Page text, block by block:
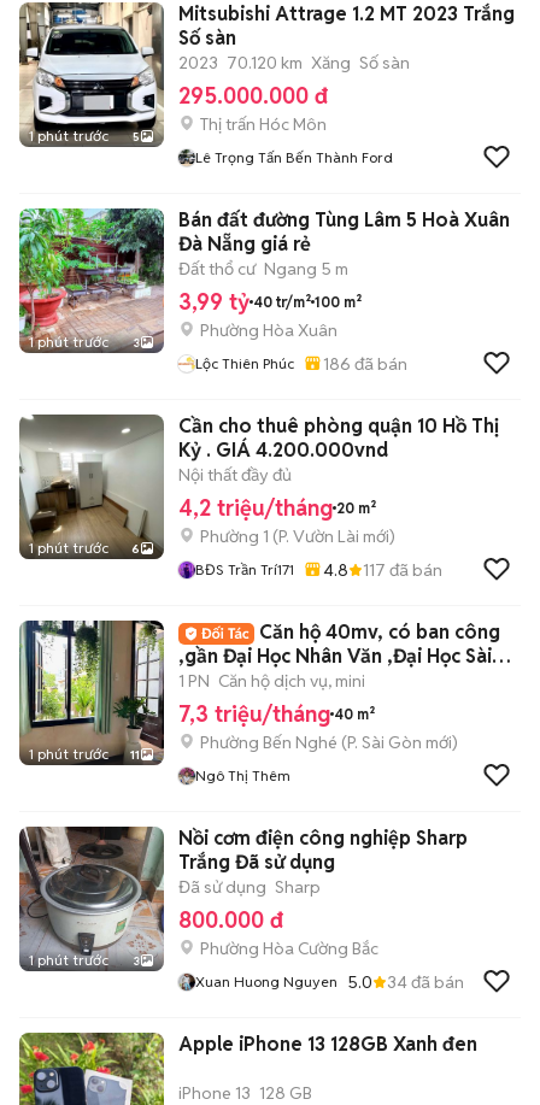
1 phút trước 5
Mitsubishi Attrage 1.2 MT 2023 Trắng
Số sàn
2023 70.120 km Xăng Số sàn
295.000.000 đ
Thị trấn Hóc Môn
Lê Trọng Tấn Bến Thành Ford
1 phút trước 3
Bán đất đường Tùng Lâm 5 Hoà Xuân
Đà Nẵng giá rẻ
Đất thổ cư Ngang 5 m
3,99 tỷ 40 tr/m² 100 m²
Phường Hòa Xuân
Lộc Thiên Phúc 186 đã bán
1 phút trước 6
Cần cho thuê phòng quận 10 Hồ Thị
Kỷ . GIÁ 4.200.000vnd
Nội thất đầy đủ
4,2 triệu/tháng 20 m²
Phường 1 (P. Vườn Lài mới)
BĐS Trần Trí171 4.8 117 đã bán
1 phút trước 11
Căn hộ 40mv, có ban công
,gần Đại Học Nhân Văn ,Đại Học Sài
Gòn Quận 1
1 PN Căn hộ dịch vụ, mini
7,3 triệu/tháng 40 m²
Phường Bến Nghé (P. Sài Gòn mới)
Ngô Thị Thêm
1 phút trước 3
Nồi cơm điện công nghiệp Sharp
Trắng Đã sử dụng
Đã sử dụng Sharp
800.000 đ
Phường Hòa Cường Bắc
Xuan Huong Nguyen 5.0 34đã bán
Apple iPhone 13 128GB Xanh đen
iPhone 13 128 GB